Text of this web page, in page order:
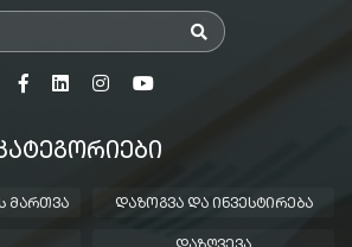
ᲛᲐᲠᲗᲕᲐ ᲓᲐᲖᲝᲒᲕᲐ ᲓᲐ ᲘᲜᲕᲔᲡᲢᲘᲠᲔᲑᲐ